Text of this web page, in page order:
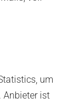
um
Anbieter ist